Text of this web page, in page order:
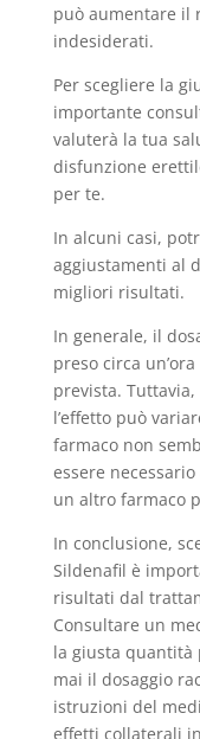
può aumentare il
indesiderati.
Per scegliere la
importante
valuterà la tua
disfunzione
per te.
In alcuni casi,
aggiustamenti al
migliori risultati.
In generale, il
preso circa
prevista.
l’effetto può
farmaco non
essere
un altro farmaco
In conclusione,
Sildenafil è
risultati dal
Consultare un
la giusta quantità
mai il dosaggio
istruzioni del
effetti collaterali